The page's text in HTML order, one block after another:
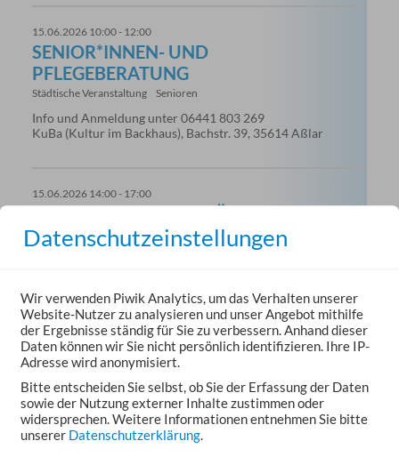
15.06.2026 10:00 - 12:00
SENIOR*INNEN- UND
PFLEGEBERATUNG
Städtische Veranstaltung Senioren
Info und Anmeldung unter 06441 803 269
KuBa (Kultur im Backhaus), Bachstr. 39, 35614 Aßlar
15.06.2026 14:00 - 17:00
MUSIKUNTERRICHT FÜR KINDER
Städtische Veranstaltung Sonstiges
Info und Anmeldung unter 015735248472
KuBa (Kultur im Backhaus), Bachstr. 39, 35614 Aßlar
16.06.2026 09:30 - 11:00
KRABBELGRUPPE ‚KUBABY‘
Städtische Veranstaltung Familie-Kinder
Info und Anmeldung unter 06441 803 269
Datenschutzeinstellungen
Wir verwenden Piwik Analytics, um das Verhalten unserer
Website-Nutzer zu analysieren und unser Angebot mithilfe
der Ergebnisse ständig für Sie zu verbessern. Anhand dieser
Daten können wir Sie nicht persönlich identifizieren. Ihre IP-
Adresse wird anonymisiert.
Bitte entscheiden Sie selbst, ob Sie der Erfassung der Daten
sowie der Nutzung externer Inhalte zustimmen oder
widersprechen. Weitere Informationen entnehmen Sie bitte
unserer Datenschutzerklärung.